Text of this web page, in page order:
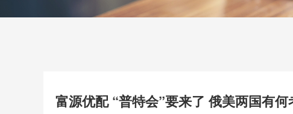
富源优配 “普特会”要来了 俄美两国有何